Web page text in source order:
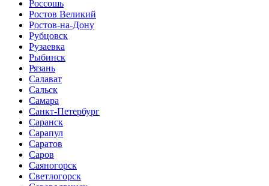
Россошь
Ростов Великий
Ростов-на-Дону
Рубцовск
Рузаевка
Рыбинск
Рязань
Салават
Сальск
Самара
Санкт-Петербург
Саранск
Сарапул
Саратов
Саров
Саяногорск
Светлогорск